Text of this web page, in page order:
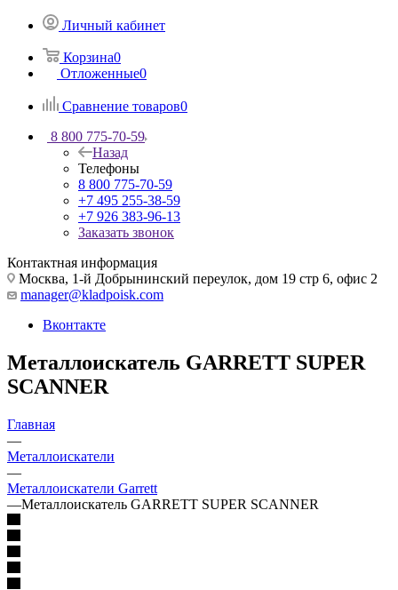
Личный кабинет
Корзина0
Отложенные0
Сравнение товаров0
8 800 775-70-59
Назад
Телефоны
8 800 775-70-59
+7 495 255-38-59
+7 926 383-96-13
Заказать звонок
Контактная информация
Москва, 1-й Добрынинский переулок, дом 19 стр 6, офис 2
manager@kladpoisk.com
Вконтакте
Металлоискатель GARRETT SUPER
SCANNER
Главная
—
Металлоискатели
—
Металлоискатели Garrett
—Металлоискатель GARRETT SUPER SCANNER